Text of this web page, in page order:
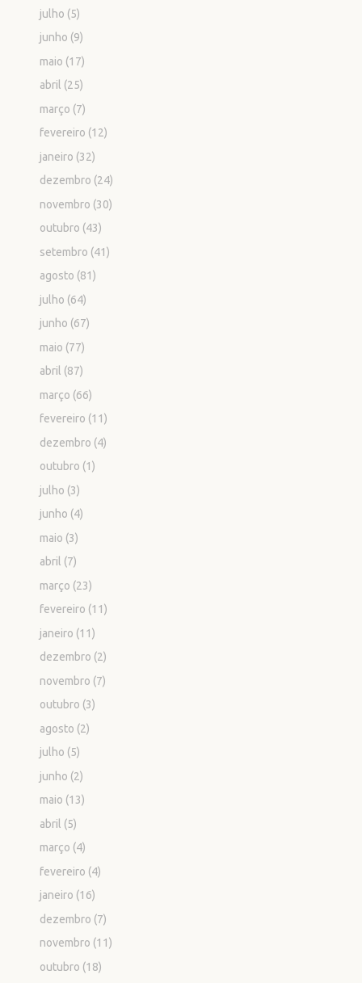
julho (5)
junho (9)
maio (17)
abril (25)
março (7)
fevereiro (12)
janeiro (32)
dezembro (24)
novembro (30)
outubro (43)
setembro (41)
agosto (81)
julho (64)
junho (67)
maio (77)
abril (87)
março (66)
fevereiro (11)
dezembro (4)
outubro (1)
julho (3)
junho (4)
maio (3)
abril (7)
março (23)
fevereiro (11)
janeiro (11)
dezembro (2)
novembro (7)
outubro (3)
agosto (2)
julho (5)
junho (2)
maio (13)
abril (5)
março (4)
fevereiro (4)
janeiro (16)
dezembro (7)
novembro (11)
outubro (18)